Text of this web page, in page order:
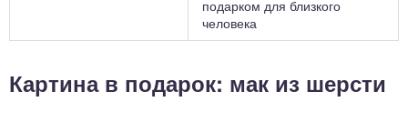
подарком для близкого
человека
Картина в подарок: мак из шерсти